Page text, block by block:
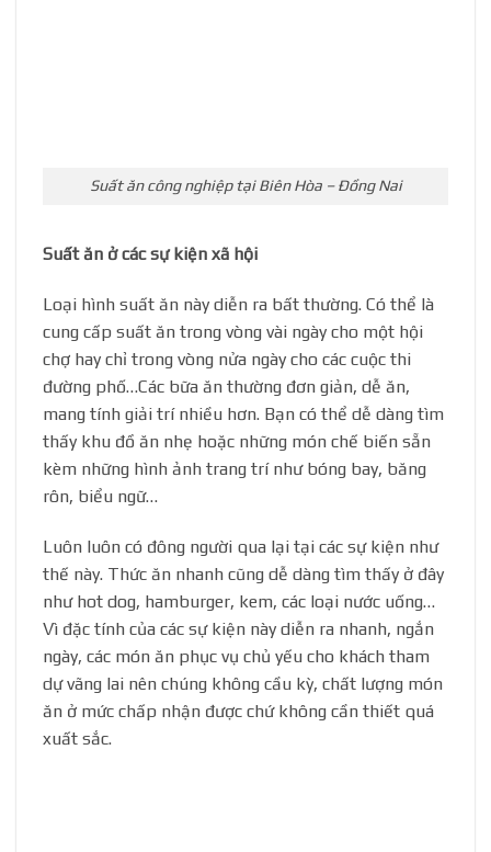
Suất ăn công nghiệp tại Biên Hòa – Đồng Nai
Suất ăn ở các sự kiện xã hội
Loại hình suất ăn này diễn ra bất thường. Có thể là
cung cấp suất ăn trong vòng vài ngày cho một hội
chợ hay chỉ trong vòng nửa ngày cho các cuộc thi
đường phố…Các bữa ăn thường đơn giản, dễ ăn,
mang tính giải trí nhiều hơn. Bạn có thể dễ dàng tìm
thấy khu đồ ăn nhẹ hoặc những món chế biến sẵn
kèm những hình ảnh trang trí như bóng bay, băng
rôn, biểu ngữ…
Luôn luôn có đông người qua lại tại các sự kiện như
thế này. Thức ăn nhanh cũng dễ dàng tìm thấy ở đây
như hot dog, hamburger, kem, các loại nước uống…
Vì đặc tính của các sự kiện này diễn ra nhanh, ngắn
ngày, các món ăn phục vụ chủ yếu cho khách tham
dự vãng lai nên chúng không cầu kỳ, chất lượng món
ăn ở mức chấp nhận được chứ không cần thiết quá
xuất sắc.